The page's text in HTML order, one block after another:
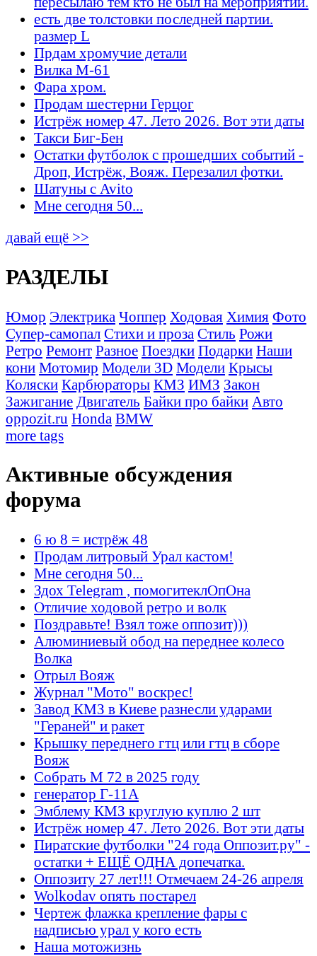
есть две толстовки последней партии.
размер L
Прдам хромучие детали
Вилка М-61
Фара хром.
Продам шестерни Герцог
Истрёж номер 47. Лето 2026. Вот эти даты
Такси Биг-Бен
Остатки футболок с прошедших событий -
Дроп, Истрёж, Вояж. Перезалил фотки.
Шатуны с Avito
Мне сегодня 50...
давай ещё >>
РАЗДЕЛЫ
Юмор Электрика Чоппер Ходовая Химия Фото
Супер-самопал Стихи и проза Стиль Рожи
Ретро Ремонт Разное Поездки Подарки Наши
кони Мотомир Модели 3D Модели Крысы
Коляски Карбюраторы КМЗ ИМЗ Закон
Зажигание Двигатель Байки про байки Авто
oppozit.ru Honda BMW
more tags
Активные обсуждения
форума
6 ю 8 = истрёж 48
Продам литровый Урал кастом!
Мне сегодня 50...
Здох Telegram , помогитеклОпОна
Отличие ходовой ретро и волк
Поздравьте! Взял тоже оппозит)))
Алюминиевый обод на переднее колесо
Волка
Отрыл Вояж
Журнал "Мото" воскрес!
Завод КМЗ в Киеве разнесли ударами
"Гераней" и ракет
Крышку переднего гтц или гтц в сборе
Вояж
Собрать М 72 в 2025 году
генератор Г-11А
Эмблему КМЗ круглую куплю 2 шт
Истрёж номер 47. Лето 2026. Вот эти даты
Пиратские футболки "24 года Оппозит.ру" -
остатки + ЕЩЁ ОДНА допечатка.
Оппозиту 27 лет!!! Отмечаем 24-26 апреля
Wolkodav опять постарел
Чертеж флажка крепление фары с
надписью урал у кого есть
Наша мотожизнь